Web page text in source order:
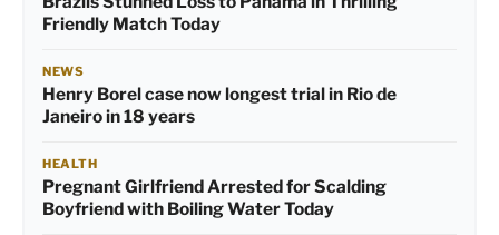
Friendly Match Today
NEWS
Henry Borel case now longest trial in Rio de
Janeiro in 18 years
HEALTH
Pregnant Girlfriend Arrested for Scalding
Boyfriend with Boiling Water Today